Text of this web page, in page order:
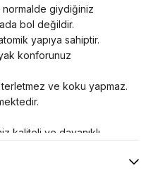
normalde giydiğiniz
bol değildir.
yapıya sahiptir.
konforunuz
ve koku yapmaz.
kaliteli ve dayanıklı
bir bez yardımı ile